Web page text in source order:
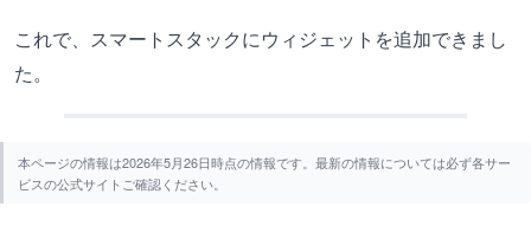
これで、スマートスタックにウィジェットを追加できまし
た。
本ページの情報は2026年5月26日時点の情報です。最新の情報については必ず各サー
ビスの公式サイトご確認ください。